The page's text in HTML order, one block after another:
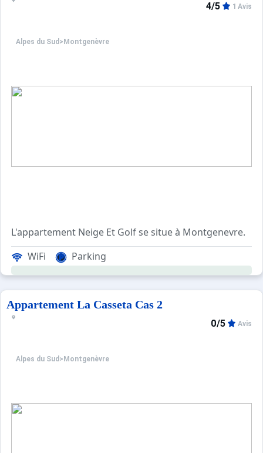
Alpes du Sud > Montgenèvre
4/5 1 Avis
L'appartement Neige Et Golf se situe à Montgenevre.
Le logement donne sur une grande terrasse plein sud
Linge non fourni.
WiFi Parking
Appartement La Casseta Cas 2
Alpes du Sud > Montgenèvre
0/5 Avis